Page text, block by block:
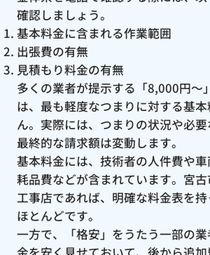
確認しましょう。
基本料金に含まれる作業範囲
出張費の有無
見積もり料金の有無
多くの業者が提示する「8,000円〜
は、最も軽度なつまりに対する基
ん。実際には、つまりの状況や必
最終的な請求額は変動します。
基本料金には、技術者の人件費や
耗品費などが含まれています。宮
工事店であれば、明確な料金表を
ほとんどです。
一方で、「格安」をうたう一部の